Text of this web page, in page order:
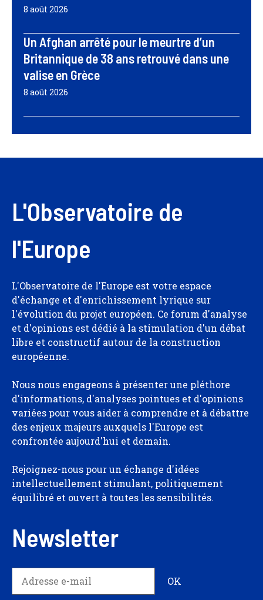
8 août 2026
Un Afghan arrêté pour le meurtre d’un
Britannique de 38 ans retrouvé dans une
valise en Grèce
8 août 2026
L'Observatoire de
l'Europe
L'Observatoire de l'Europe est votre espace
d'échange et d'enrichissement lyrique sur
l'évolution du projet européen. Ce forum d'analyse
et d'opinions est dédié à la stimulation d'un débat
libre et constructif autour de la construction
européenne.
Nous nous engageons à présenter une pléthore
d'informations, d'analyses pointues et d'opinions
variées pour vous aider à comprendre et à débattre
des enjeux majeurs auxquels l'Europe est
confrontée aujourd'hui et demain.
Rejoignez-nous pour un échange d'idées
intellectuellement stimulant, politiquement
équilibré et ouvert à toutes les sensibilités.
Newsletter